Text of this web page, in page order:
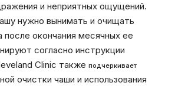
и неприятных ощущений.
нужно вынимать и очищать
после окончания месячных ее
согласно инструкции
Clinic также подчеркивает
очистки чаши и использования